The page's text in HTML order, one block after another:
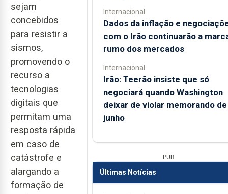
sejam
concebidos
para resistir a
sismos,
promovendo o
recurso a
tecnologias
digitais que
permitam uma
resposta rápida
em caso de
catástrofe e
alargando a
formação de
Internacional
Dados da inflação e
com o Irão continuarão a
rumo dos mercados
Internacional
Irão: Teerão insiste que só
negociará quando Washington
deixar de violar memorando de
junho
PUB
Últimas Notícias